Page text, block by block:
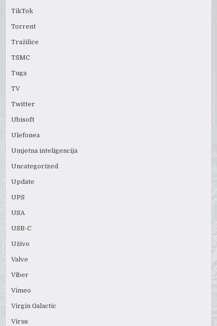
TikTok
Torrent
Tražilice
TSMC
Tuga
TV
Twitter
Ubisoft
Ulefonea
Umjetna inteligencija
Uncategorized
Update
UPS
USA
USB-C
Uživo
Valve
Viber
Vimeo
Virgin Galactic
Virus